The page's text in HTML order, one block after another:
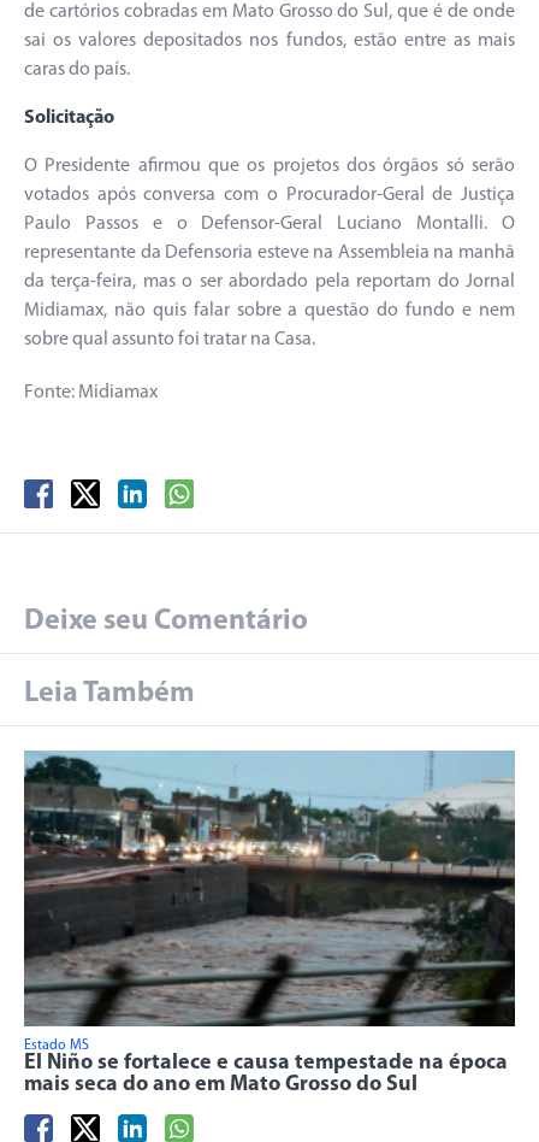
de cartórios cobradas em Mato Grosso do Sul, que é de onde
sai os valores depositados nos fundos, estão entre as mais
caras do país.
Solicitação
O Presidente afirmou que os projetos dos órgãos só serão
votados após conversa com o Procurador-Geral de Justiça
Paulo Passos e o Defensor-Geral Luciano Montalli. O
representante da Defensoria esteve na Assembleia na manhã
da terça-feira, mas o ser abordado pela reportam do Jornal
Midiamax, não quis falar sobre a questão do fundo e nem
sobre qual assunto foi tratar na Casa.
Fonte: Midiamax
Deixe seu Comentário
Leia Também
Estado MS
El Niño se fortalece e causa tempestade na época
mais seca do ano em Mato Grosso do Sul